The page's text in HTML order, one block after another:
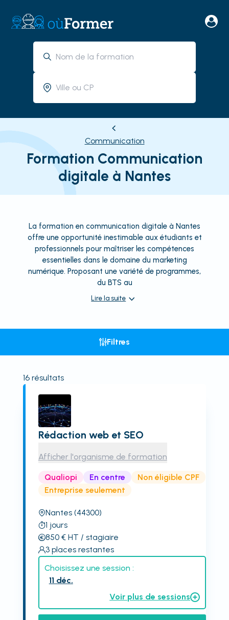
Communication
Formation Communication
digitale à Nantes
La formation en communication digitale à Nantes
offre une opportunité inestimable aux étudiants et
professionnels pour maîtriser les compétences
essentielles dans le domaine du marketing
numérique. Proposant une variété de programmes,
du BTS au
Lire la suite
Filtres
16résultats
Rédaction web et SEO
Afficher l'organisme de formation
Qualiopi En centre
Non éligible CPF
Entreprise seulement
Nantes (44300)
1 jours
850€ HT / stagiaire
3 places restantes
Choisissez une session :
11 déc.
Voir plus de sessions